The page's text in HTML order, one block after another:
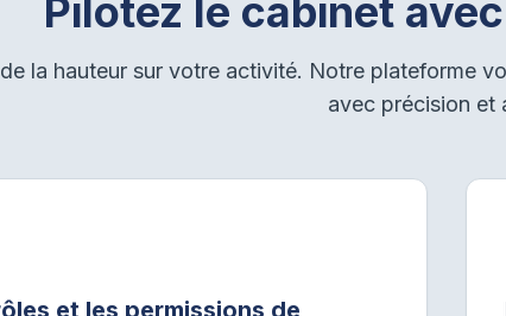
Pilotez le cabinet
la hauteur sur votre activité. Notre plateforme
avec précision et
et les permissions de